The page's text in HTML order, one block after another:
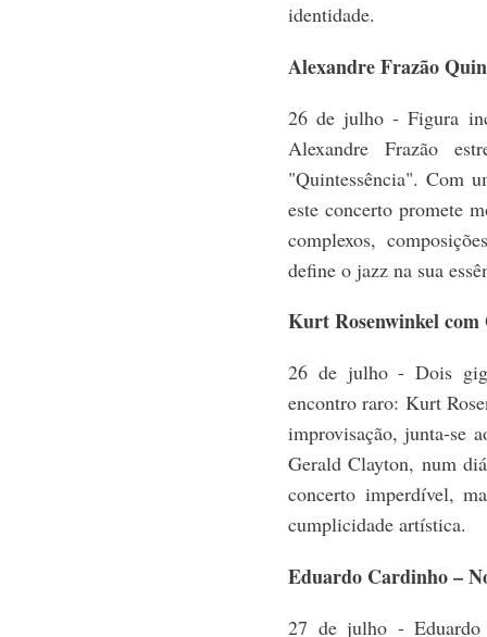
identidade.
Alexandre Frazão
26 de julho - Figura
Alexandre Frazão
"Quintessência". Com
este concerto promete
complexos,
define o jazz na sua
Kurt Rosenwinkel
26 de julho - Dois
encontro raro: Kurt
improvisação, junta-se
Gerald Clayton, num
concerto imperdível,
cumplicidade artística.
Eduardo Cardinho –
27 de julho - Eduardo